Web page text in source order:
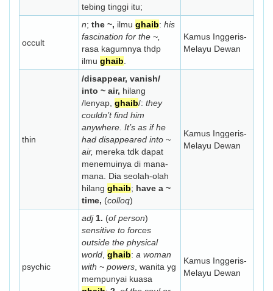
tebing tinggi itu;
occult
n; the ~, ilmu ghaib: his
fascination for the ~,
rasa kagumnya thdp
ilmu ghaib
Kamus Inggeris-
Melayu Dewan
thin
/disappear, vanish/
into ~ air, hilang
/lenyap, ghaib/: they
couldn’t find him
anywhere. It’s as if he
had disappeared into ~
air, mereka tdk dapat
menemuinya di mana-
mana. Dia seolah-olah
hilang ghaib; have a ~
time, (colloq)
Kamus Inggeris-
Melayu Dewan
psychic
adj 1. (of person)
sensitive to forces
outside the physical
world ghaib: a woman
with ~ powers , wanita yg
mempunyai kuasa
Kamus Inggeris-
Melayu Dewan